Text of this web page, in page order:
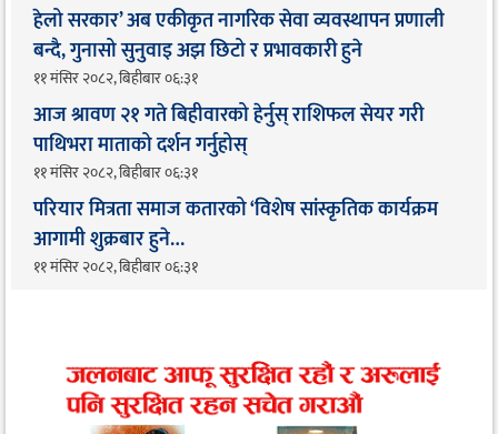
हेलो सरकार’ अब एकीकृत नागरिक सेवा व्यवस्थापन प्रणाली
बन्दै, गुनासो सुनुवाइ अझ छिटो र प्रभावकारी हुने
११ मंसिर २०८२, बिहीबार ०६:३१
आज श्रावण २१ गते बिहीवारको हेर्नुस् राशिफल सेयर गरी
पाथिभरा माताको दर्शन गर्नुहोस्
११ मंसिर २०८२, बिहीबार ०६:३१
परियार मित्रता समाज कतारको ‘विशेष सांस्कृतिक कार्यक्रम
आगामी शुक्रबार हुने…
११ मंसिर २०८२, बिहीबार ०६:३१